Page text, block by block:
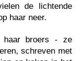
de lichtende
haar neer.
haar broers - ze
schreven met